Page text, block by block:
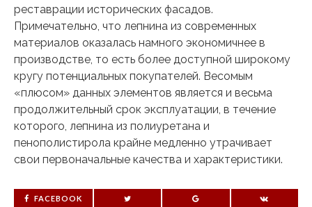
реставрации исторических фасадов.
Примечательно, что лепнина из современных
материалов оказалась намного экономичнее в
производстве, то есть более доступной широкому
кругу потенциальных покупателей. Весомым
«плюсом» данных элементов является и весьма
продолжительный срок эксплуатации, в течение
которого, лепнина из полиуретана и
пенополистирола крайне медленно утрачивает
свои первоначальные качества и характеристики.
FACEBOOK